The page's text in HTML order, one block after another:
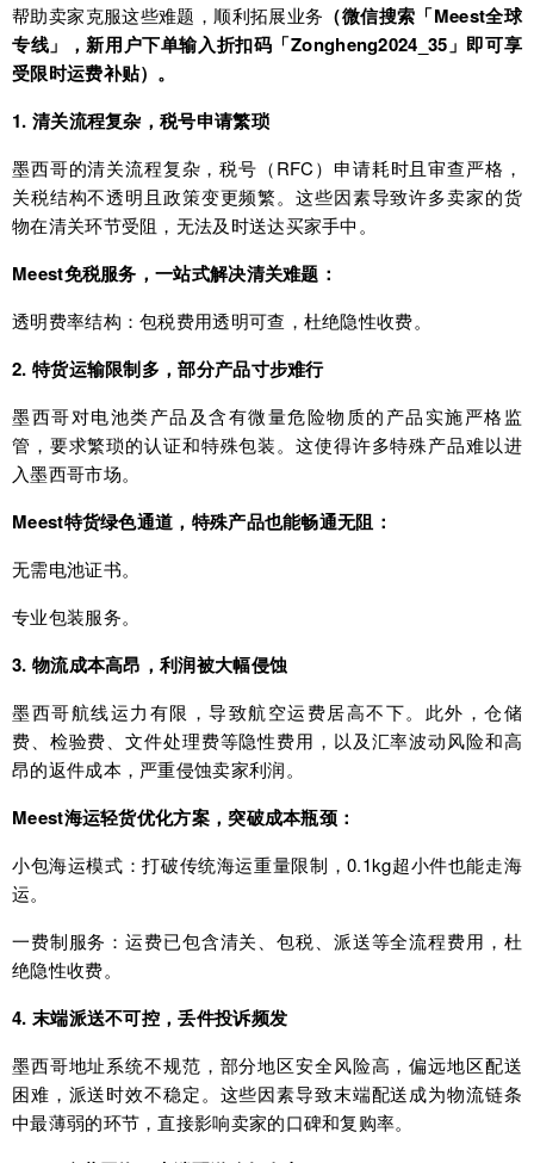
帮助卖家克服这些难题，顺利拓展业务 （微信搜索「Meest全球
专线」，新用户下单输入折扣码「Zongheng2024_35」即可享
受限时运费补贴）。
1. 清关流程复杂，税号申请繁琐
墨西哥的清关流程复杂，税号（RFC）申请耗时且审查严格，
关税结构不透明且政策变更频繁。这些因素导致许多卖家的货
物在清关环节受阻，无法及时送达买家手中。
Meest免税服务，一站式解决清关难题：
透明费率结构：包税费用透明可查，杜绝隐性收费。
2. 特货运输限制多，部分产品寸步难行
墨西哥对电池类产品及含有微量危险物质的产品实施严格监
管，要求繁琐的认证和特殊包装。这使得许多特殊产品难以进
入墨西哥市场。
Meest特货绿色通道，特殊产品也能畅通无阻：
无需电池证书。
专业包装服务。
3. 物流成本高昂，利润被大幅侵蚀
墨西哥航线运力有限，导致航空运费居高不下。此外，仓储
费、检验费、文件处理费等隐性费用，以及汇率波动风险和高
昂的返件成本，严重侵蚀卖家利润。
Meest海运轻货优化方案，突破成本瓶颈：
小包海运模式：打破传统海运重量限制，0.1kg超小件也能走海
运。
一费制服务：运费已包含清关、包税、派送等全流程费用，杜
绝隐性收费。
4. 末端派送不可控，丢件投诉频发
墨西哥地址系统不规范，部分地区安全风险高，偏远地区配送
困难，派送时效不稳定。这些因素导致末端配送成为物流链条
中最薄弱的环节，直接影响卖家的口碑和复购率。